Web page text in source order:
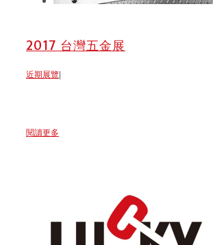
2017 台灣五金展
近期展覽
閱讀更多